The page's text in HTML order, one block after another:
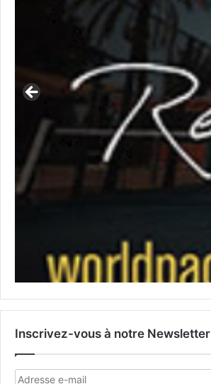
Inscrivez-vous à notre Newsletter